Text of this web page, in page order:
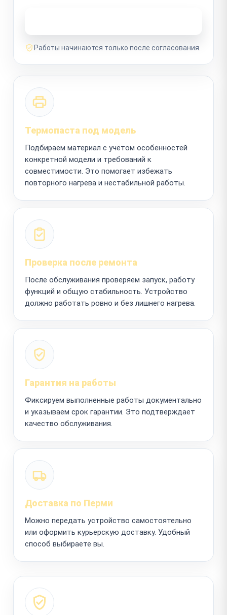
Работы начинаются только после согласования.
Термопаста под модель
Подбираем материал с учётом особенностей
конкретной модели и требований к
совместимости. Это помогает избежать
повторного нагрева и нестабильной работы.
Проверка после ремонта
После обслуживания проверяем запуск, работу
функций и общую стабильность. Устройство
должно работать ровно и без лишнего нагрева.
Гарантия на работы
Фиксируем выполненные работы документально
и указываем срок гарантии. Это подтверждает
качество обслуживания.
Доставка по Перми
Можно передать устройство самостоятельно
или оформить курьерскую доставку. Удобный
способ выбираете вы.